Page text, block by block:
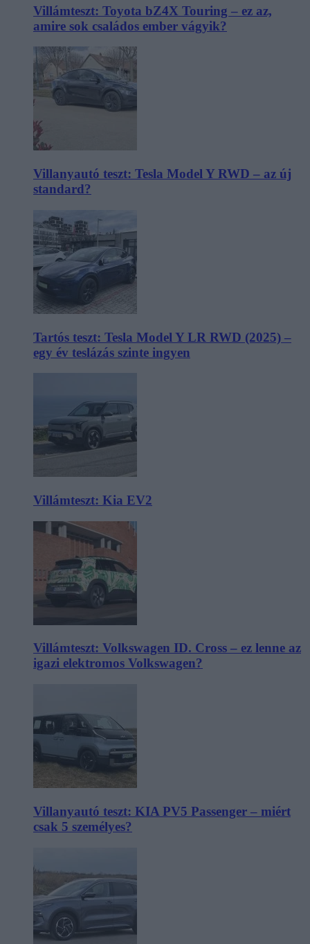
Villámteszt: Toyota bZ4X Touring – ez az,
amire sok családos ember vágyik?
Villanyautó teszt: Tesla Model Y RWD – az új
standard?
Tartós teszt: Tesla Model Y LR RWD (2025) –
egy év teslázás szinte ingyen
Villámteszt: Kia EV2
Villámteszt: Volkswagen ID. Cross – ez lenne az
igazi elektromos Volkswagen?
Villanyautó teszt: KIA PV5 Passenger – miért
csak 5 személyes?